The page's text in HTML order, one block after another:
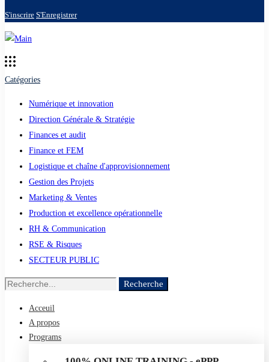
S'inscrire S'Enregistrer
Catégories
Numérique et innovation
Direction Générale & Stratégie
Finances et audit
Finance et FEM
Logistique et chaîne d'approvisionnement
Gestion des Projets
Marketing & Ventes
Production et excellence opérationnelle
RH & Communication
RSE & Risques
SECTEUR PUBLIC
Recherche
Acceuil
A propos
Programs